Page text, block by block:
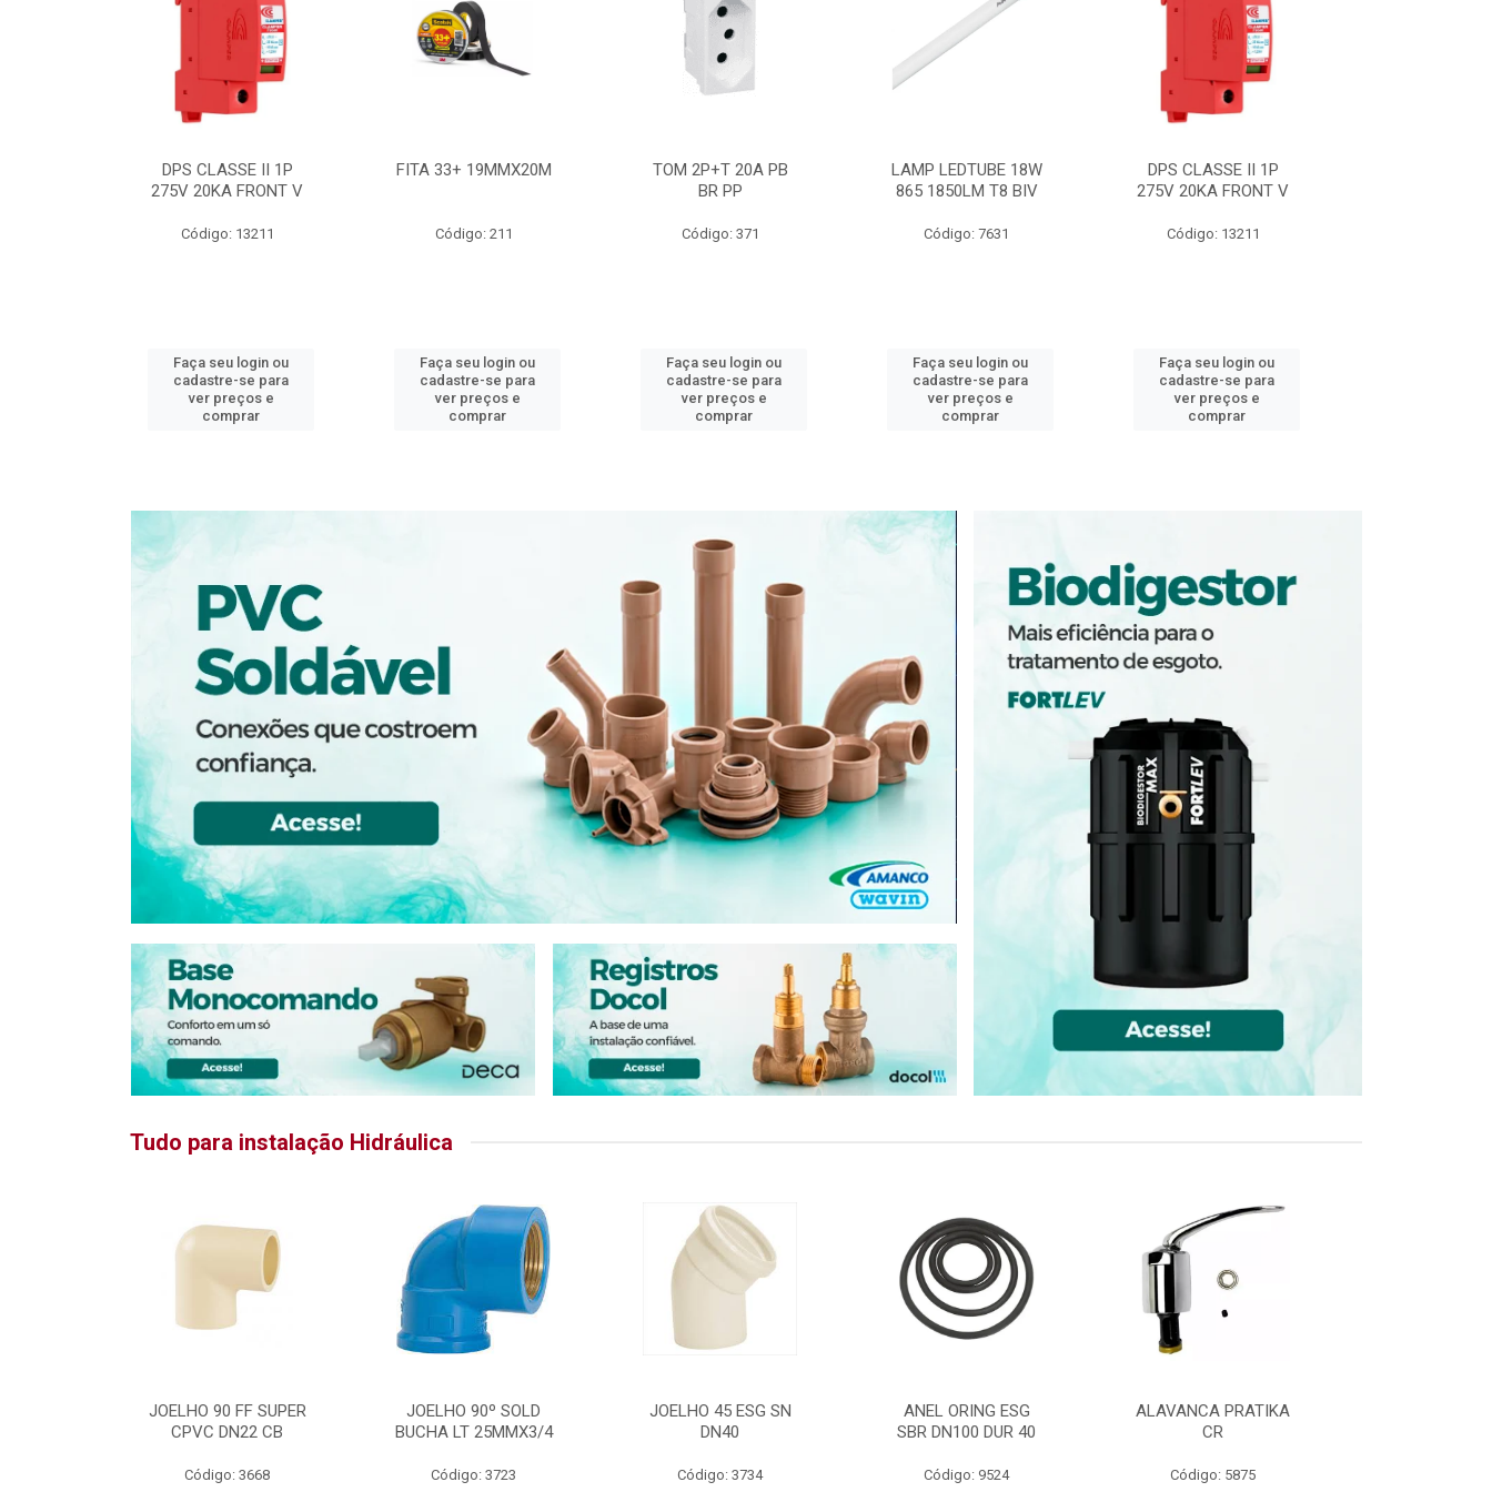
DPS CLASSE II 1P
275V 20KA FRONT V
Código: 13211
Faça seu login ou
cadastre-se para
ver preços e
comprar
FITA 33+ 19MMX20M
Código: 211
Faça seu login ou
cadastre-se para
ver preços e
comprar
TOM 2P+T 20A PB
BR PP
Código: 371
Faça seu login ou
cadastre-se para
ver preços e
comprar
LAMP LEDTUBE 18W
865 1850LM T8 BIV
Código: 7631
Faça seu login ou
cadastre-se para
ver preços e
comprar
DPS CLASSE II 1P
275V 20KA FRONT V
Código: 13211
Faça seu login ou
cadastre-se para
ver preços e
comprar
Tudo para instalação Hidráulica
JOELHO 90 FF SUPER
CPVC DN22 CB
Código: 3668
JOELHO 90º SOLD
BUCHA LT 25MMX3/4
Código: 3723
JOELHO 45 ESG SN
DN40
Código: 3734
ANEL ORING ESG
SBR DN100 DUR 40
Código: 9524
ALAVANCA PRATIKA
CR
Código: 5875